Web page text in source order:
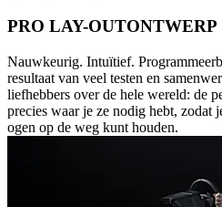
PRO LAY-OUTONTWERP
Nauwkeurig. Intuïtief.
resultaat van veel testen en
liefhebbers over de hele wereld: de
precies waar je ze nodig hebt, zodat
ogen op de weg kunt houden.